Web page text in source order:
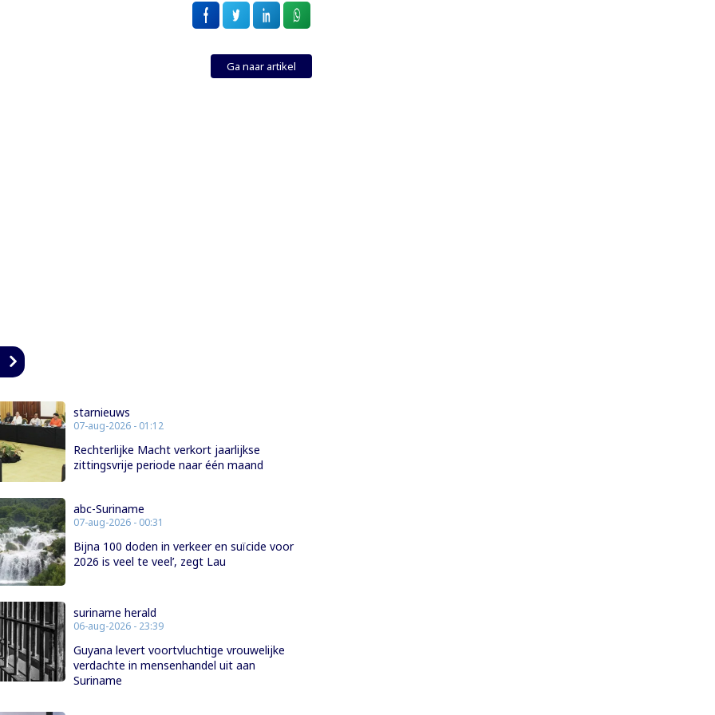
Ga naar artikel
starnieuws
07-aug-2026 - 01:12
Rechterlijke Macht verkort jaarlijkse
zittingsvrije periode naar één maand
abc-Suriname
07-aug-2026 - 00:31
Bijna 100 doden in verkeer en suïcide voor
2026 is veel te veel’, zegt Lau
suriname herald
06-aug-2026 - 23:39
Guyana levert voortvluchtige vrouwelijke
verdachte in mensenhandel uit aan
Suriname